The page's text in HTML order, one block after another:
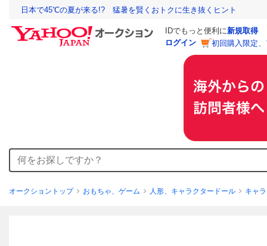
日本で45℃の夏が来る!? 猛暑を賢くおトクに生き抜くヒント
IDでもっと便利に新規取得
ログイン
初回購入限定
オークショントップ おもちゃ、ゲーム 人形、キャラクタードール キャ